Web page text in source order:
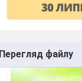
Перегляд файлу